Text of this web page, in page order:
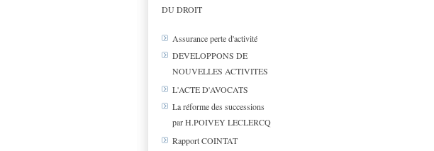
DU DROIT
Assurance perte d'activité
DEVELOPPONS DE
NOUVELLES ACTIVITES
L'ACTE D'AVOCATS
La réforme des successions
par H.POIVEY LECLERCQ
Rapport COINTAT